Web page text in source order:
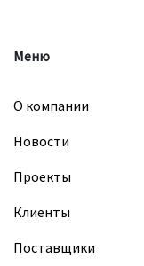
Меню
О компании
Новости
Проекты
Клиенты
Поставщики